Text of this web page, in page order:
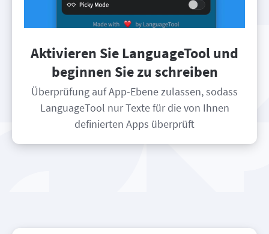
Aktivieren Sie LanguageTool und
beginnen Sie zu schreiben
Überprüfung auf App-Ebene zulassen, sodass
LanguageTool nur Texte für die von Ihnen
definierten Apps überprüft